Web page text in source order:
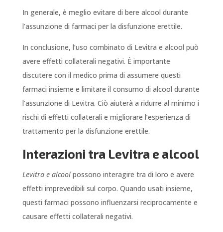
In generale, è meglio evitare di bere alcool durante
l’assunzione di farmaci per la disfunzione erettile.
In conclusione, l’uso combinato di Levitra e alcool può
avere effetti collaterali negativi. È importante
discutere con il medico prima di assumere questi
farmaci insieme e limitare il consumo di alcool durante
l’assunzione di Levitra. Ciò aiuterà a ridurre al minimo i
rischi di effetti collaterali e migliorare l’esperienza di
trattamento per la disfunzione erettile.
Interazioni tra Levitra e alcool
Levitra e alcoolpossono interagire tra di loro e avere
effetti imprevedibili sul corpo. Quando usati insieme,
questi farmaci possono influenzarsi reciprocamente e
causare effetti collaterali negativi.